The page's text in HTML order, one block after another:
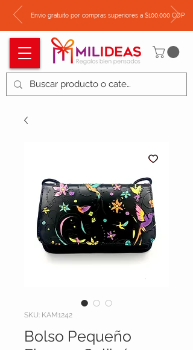
Envío gratuito por compras superiores a $100.000 COP
SKU: KAM1242
Bolso Pequeño